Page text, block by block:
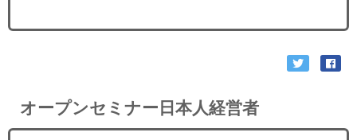
オープンセミナー日本人経営者